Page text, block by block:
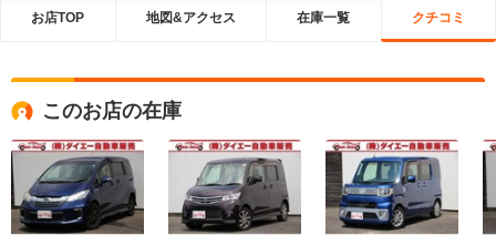
お店TOP 地図&アクセス 在庫一覧 クチコミ
このお店の在庫